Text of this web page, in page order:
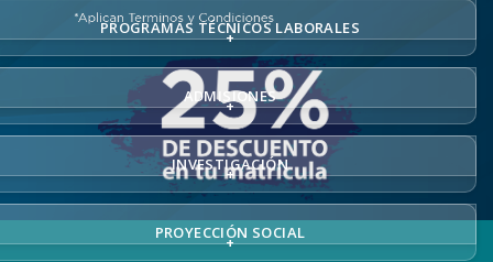
PROGRAMAS TÉCNICOS LABORALES
+
ADMISIONES
+
INVESTIGACIÓN
+
PROYECCIÓN SOCIAL
+